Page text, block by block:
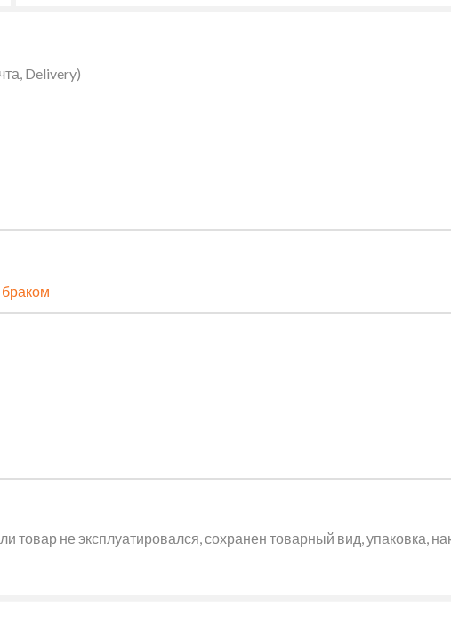
Delivery)
товар не эксплуатировался, сохранен товарный вид, упаковка,